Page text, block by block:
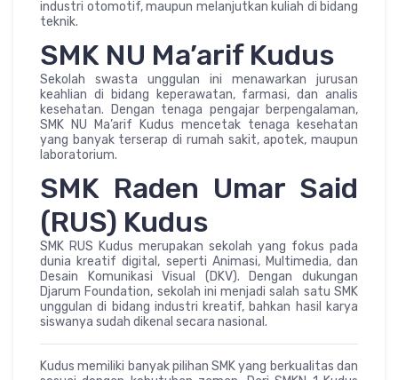
industri otomotif, maupun melanjutkan kuliah di bidang
teknik.
SMK NU Ma’arif Kudus
Sekolah swasta unggulan ini menawarkan jurusan
keahlian di bidang keperawatan, farmasi, dan analis
kesehatan. Dengan tenaga pengajar berpengalaman,
SMK NU Ma’arif Kudus mencetak tenaga kesehatan
yang banyak terserap di rumah sakit, apotek, maupun
laboratorium.
SMK Raden Umar Said
(RUS) Kudus
SMK RUS Kudus merupakan sekolah yang fokus pada
dunia kreatif digital, seperti Animasi, Multimedia, dan
Desain Komunikasi Visual (DKV). Dengan dukungan
Djarum Foundation, sekolah ini menjadi salah satu SMK
unggulan di bidang industri kreatif, bahkan hasil karya
siswanya sudah dikenal secara nasional.
Kudus memiliki banyak pilihan SMK yang berkualitas dan